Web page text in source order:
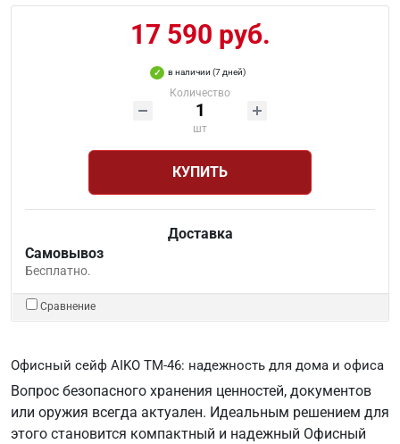
17 590 руб.
в наличии (7 дней)
Количество
шт
КУПИТЬ
Доставка
Самовывоз
Бесплатно.
Сравнение
Офисный сейф AIKO ТМ-46: надежность для дома и офиса
Вопрос безопасного хранения ценностей, документов
или оружия всегда актуален. Идеальным решением для
этого становится компактный и надежный Офисный